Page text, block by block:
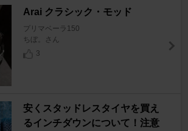
Arai クラシック・モッド
プリマベーラ150
ちぼ。さん
3
安くスタッドレスタイヤを買え
るインチダウンについて！注意